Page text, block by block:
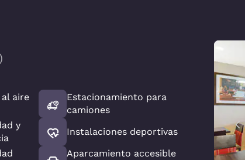
aire
y
Estacionamiento para
camiones
Instalaciones deportivas
Aparcamiento accesible